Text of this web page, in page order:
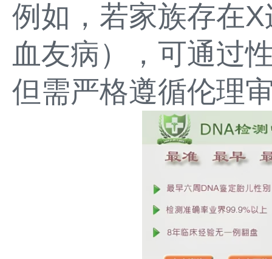
例如，若家族存在
血友病），可通过
但需严格遵循伦理